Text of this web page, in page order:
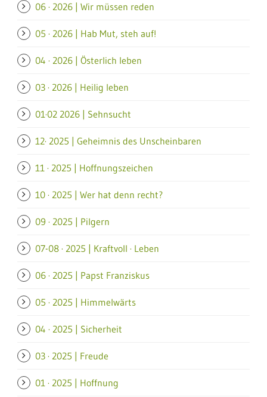
06 · 2026 | Wir müssen reden
05 · 2026 | Hab Mut, steh auf!
04 · 2026 | Österlich leben
03 · 2026 | Heilig leben
01·02 2026 | Sehnsucht
12· 2025 | Geheimnis des Unscheinbaren
11 · 2025 | Hoffnungszeichen
10 · 2025 | Wer hat denn recht?
09 · 2025 | Pilgern
07-08 · 2025 | Kraftvoll · Leben
06 · 2025 | Papst Franziskus
05 · 2025 | Himmelwärts
04 · 2025 | Sicherheit
03 · 2025 | Freude
01 · 2025 | Hoffnung